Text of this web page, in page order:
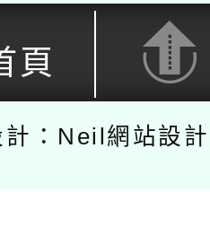
頁
計：Neil網站設